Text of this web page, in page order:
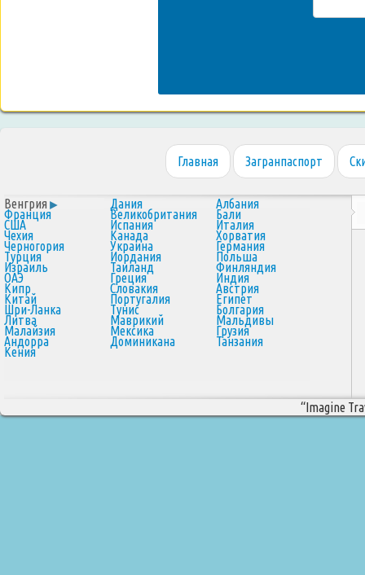
Главная Загранпаспорт
Венгрия Дания Албания
Франция Великобритания Бали
США Испания Италия
Чехия Канада Хорватия
Черногория Украина Германия
Турция Иордания Польша
Израиль Таиланд Финляндия
ОАЭ Греция Индия
Кипр Словакия Австрия
Китай Португалия Египет
Шри-Ланка Тунис Болгария
Литва Маврикий Мальдивы
Малайзия Мексика Грузия
Андорра Доминикана Танзания
Кения
“Imagine